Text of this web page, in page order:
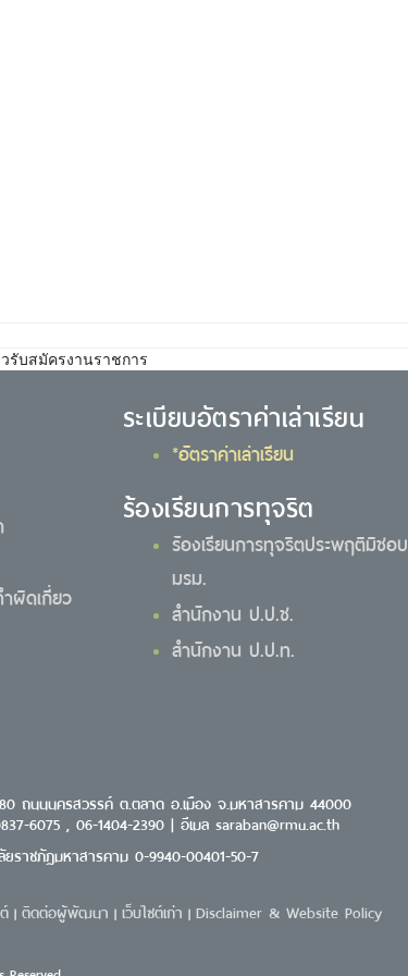
รับสมัครงานราชการ
ผิดเกี่ยว
ระเบียบอัตราค่าเล่าเรียน
*อัตราค่าเล่าเรียน
ร้องเรียนการทุจริต
ร้องเรียนการทุจริตประพฤติมิชอบ
มรม.
สำนักงาน ป.ป.ช.
สำนักงาน ป.ป.ท.
ถนนนครสวรรค์ ต.ตลาด อ.เมือง จ.มหาสารคาม 44000
6075 , 06-1404-2390 | อีเมล saraban@rmu.ac.th
ยราชภัฏมหาสารคาม 0-9940-00401-50-7
| ติดต่อผู้พัฒนา | เว็บไซต์เก่า | Disclaimer & Website Policy